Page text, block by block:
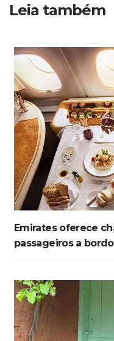
Leia também
Emirates oferece
passageiros a bordo